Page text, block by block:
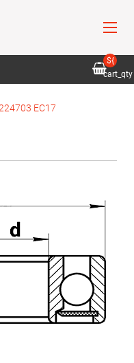
${
cart_qty
ЕС17